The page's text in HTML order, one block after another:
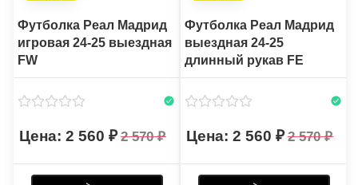
Футболка Реал Мадрид
игровая 24-25 выездная
FW
2 560 2 570
Футболка Реал Мадрид
выездная 24-25
длинный рукав FE
2 560 2 570